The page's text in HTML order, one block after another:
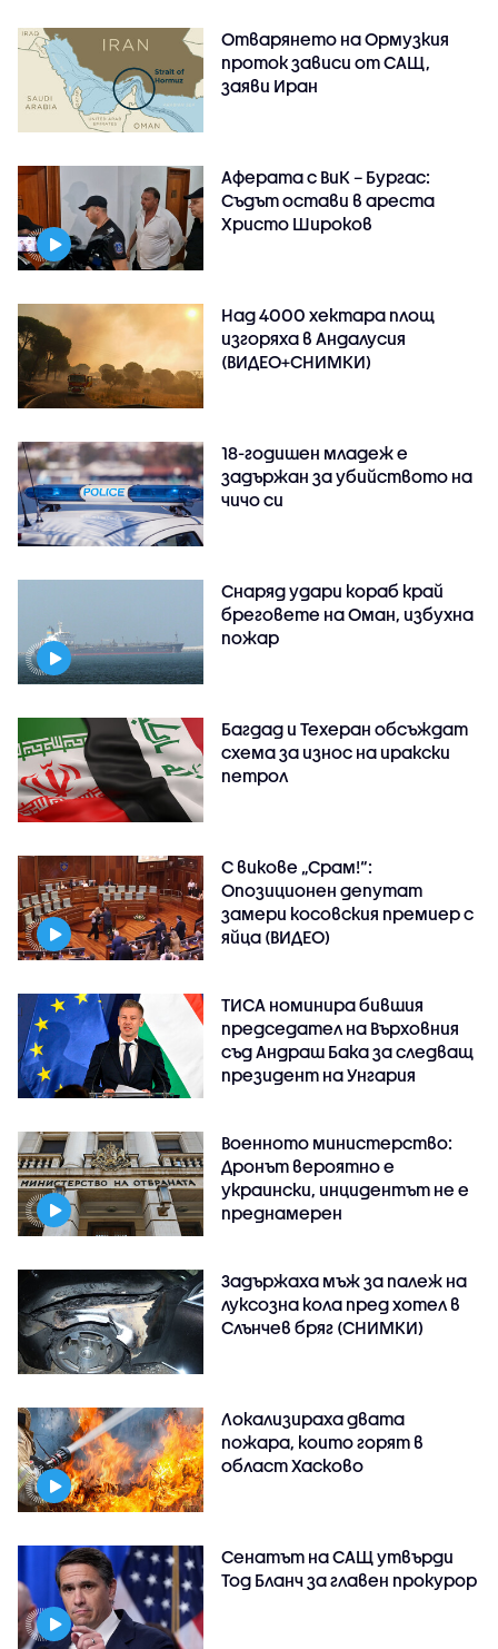
Отварянето на Ормузкия
проток зависи от САЩ,
заяви Иран
Аферата с ВиК – Бургас:
Съдът остави в ареста
Христо Широков
Над 4000 хектара площ
изгоряха в Андалусия
(ВИДЕО+СНИМКИ)
18-годишен младеж е
задържан за убийството на
чичо си
Снаряд удари кораб край
бреговете на Оман, избухна
пожар
Багдад и Техеран обсъждат
схема за износ на иракски
петрол
С викове „Срам!“:
Опозиционен депутат
замери косовския премиер с
яйца (ВИДЕО)
ТИСА номинира бившия
председател на Върховния
съд Андраш Бака за следващ
президент на Унгария
Военното министерство:
Дронът вероятно е
украински, инцидентът не е
преднамерен
Задържаха мъж за палеж на
луксозна кола пред хотел в
Слънчев бряг (СНИМКИ)
Локализираха двата
пожара, които горят в
област Хасково
Сенатът на САЩ утвърди
Тод Бланч за главен прокурор